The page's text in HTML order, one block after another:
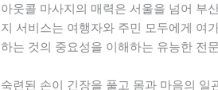
아웃콜 마사지의 매력은 서울을 넘어 부
지 서비스는 여행자와 주민 모두에게 여
하는 것의 중요성을 이해하는 유능한 전
숙련된 손이 긴장을 풀고 몸과 마음의